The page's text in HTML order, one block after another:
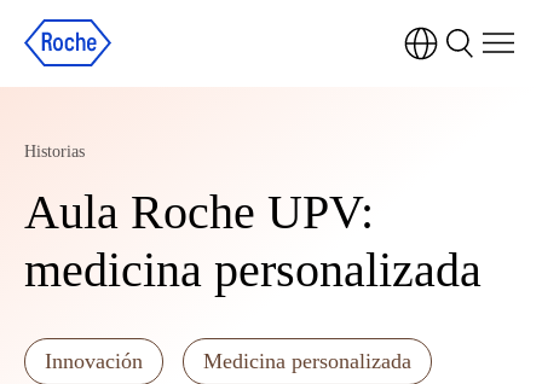
Historias
Aula Roche UPV:
medicina personalizada
Innovación Medicina personalizada